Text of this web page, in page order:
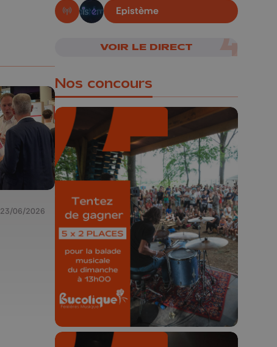
23/06/2026
En live!
Epistème
VOIR LE DIRECT
Nos concours
🎁 Gagnez 5x2
places pour le
Bucolique Ferrières
Festival 🌿🎶
Concours valable jusqu'au 9 août,
23h59.